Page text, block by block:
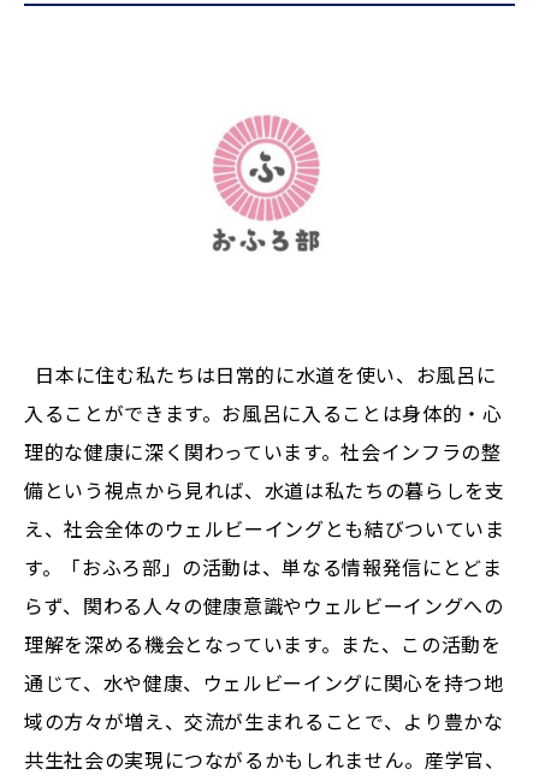
日本に住む私たちは日常的に水道を使い、お風呂に
入ることができます。お風呂に入ることは身体的・心
理的な健康に深く関わっています。社会インフラの整
備という視点から見れば、水道は私たちの暮らしを支
え、社会全体のウェルビーイングとも結びついていま
す。「おふろ部」の活動は、単なる情報発信にとどま
らず、関わる人々の健康意識やウェルビーイングへの
理解を深める機会となっています。また、この活動を
通じて、水や健康、ウェルビーイングに関心を持つ地
域の方々が増え、交流が生まれることで、より豊かな
共生社会の実現につながるかもしれません。産学官、